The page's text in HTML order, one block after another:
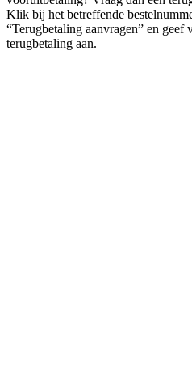
Klik bij het betreffende
“Terugbetaling aanvragen” en geef
terugbetaling aan.